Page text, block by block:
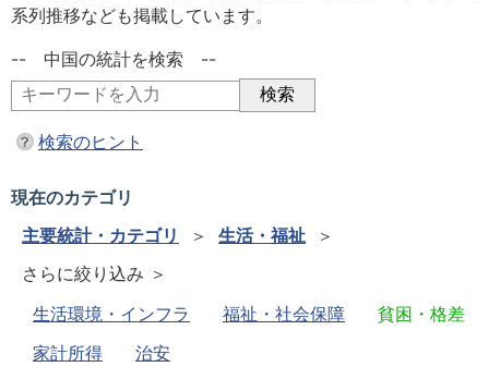
系列推移なども掲載しています。
-- 中国の統計を検索 --
検索のヒント
現在のカテゴリ
主要統計・カテゴリ
＞ 生活・福祉 ＞
さらに絞り込み ＞
生活環境・インフラ
福祉・社会保障
貧困・格差
家計所得
治安